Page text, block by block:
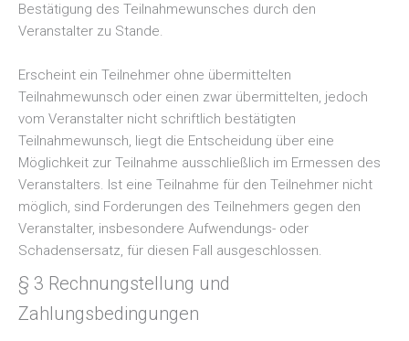
Bestätigung des Teilnahmewunsches durch den
Veranstalter zu Stande.
Erscheint ein Teilnehmer ohne übermittelten
Teilnahmewunsch oder einen zwar übermittelten, jedoch
vom Veranstalter nicht schriftlich bestätigten
Teilnahmewunsch, liegt die Entscheidung über eine
Möglichkeit zur Teilnahme ausschließlich im Ermessen des
Veranstalters. Ist eine Teilnahme für den Teilnehmer nicht
möglich, sind Forderungen des Teilnehmers gegen den
Veranstalter, insbesondere Aufwendungs- oder
Schadensersatz, für diesen Fall ausgeschlossen.
§ 3 Rechnungstellung und
Zahlungsbedingungen